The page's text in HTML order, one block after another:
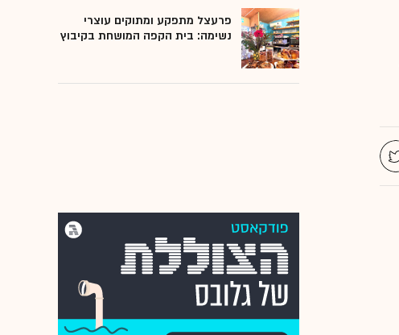
פרעצל מתפקע ומתוקים עוצרי
נשימה: בית הקפה המושחת בקיבוץ